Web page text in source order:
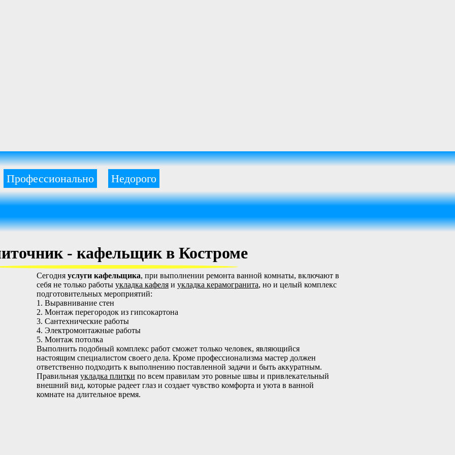
Профессионально Недорого
- кафельщик в Костроме
Сегодня услуги кафельщика, при выполнении ремонта ванной комнаты, включают в
себя не только работы укладка кафеля и укладка керамогранита, но и целый комплекс
подготовительных мероприятий:
1. Выравнивание стен
2. Монтаж перегородок из гипсокартона
3. Сантехнические работы
4. Электромонтажные работы
5. Монтаж потолка
Выполнить подобный комплекс работ сможет только человек, являющийся
настоящим специалистом своего дела. Кроме профессионализма мастер должен
ответственно подходить к выполнению поставленной задачи и быть аккуратным.
Правильная укладка плитки по всем правилам это ровные швы и привлекательный
внешний вид, которые радеет глаз и создает чувство комфорта и уюта в ванной
комнате на длительное время.